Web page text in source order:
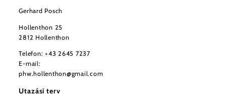
Gerhard Posch
Hollenthon 25
2812 Hollenthon
Telefon:+43 2645 7237
E-mail:
phw.hollenthon@gmail.com
Utazási terv